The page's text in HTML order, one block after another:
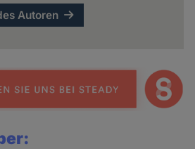
Autoren